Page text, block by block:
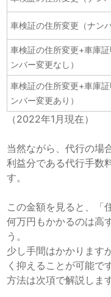
車検証の住所変更（ナン
車検証の住所変更+車庫
ンバー変更なし）
車検証の住所変更+車庫
ンバー変更あり）
（2022年1月現在）
当然ながら、代行の場
利益分である代行手数
す。
この金額を見ると、「
何万円もかかるのは高
う。
少し手間はかかります
く抑えることが可能で
方法は次項で解説しま